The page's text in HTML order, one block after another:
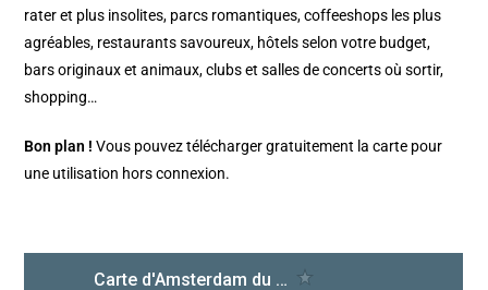
rater et plus insolites, parcs romantiques, coffeeshops les plus
agréables, restaurants savoureux, hôtels selon votre budget,
bars originaux et animaux, clubs et salles de concerts où sortir,
shopping…
Bon plan ! Vous pouvez télécharger gratuitement la carte pour
une utilisation hors connexion.